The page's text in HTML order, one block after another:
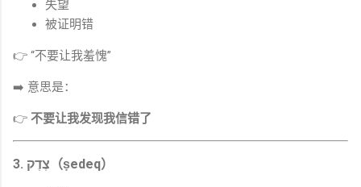
失望
被证明错
👉 “不要让我羞愧”
➡️ 意思是：
👉 不要让我发现我信错了
3. צֶדֶק（ṣedeq）